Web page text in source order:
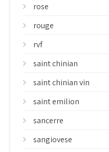
rose
rouge
rvf
saint chinian
saint chinian vin
saint emilion
sancerre
sangiovese